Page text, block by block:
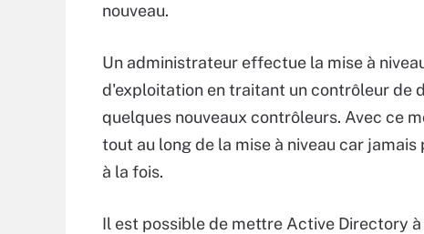
nouveau.
Un administrateur effectue la mise à
d'exploitation en traitant un contrôleur de
quelques nouveaux contrôleurs. Avec ce
tout au long de la mise à niveau car
à la fois.
Il est possible de mettre Active Directory